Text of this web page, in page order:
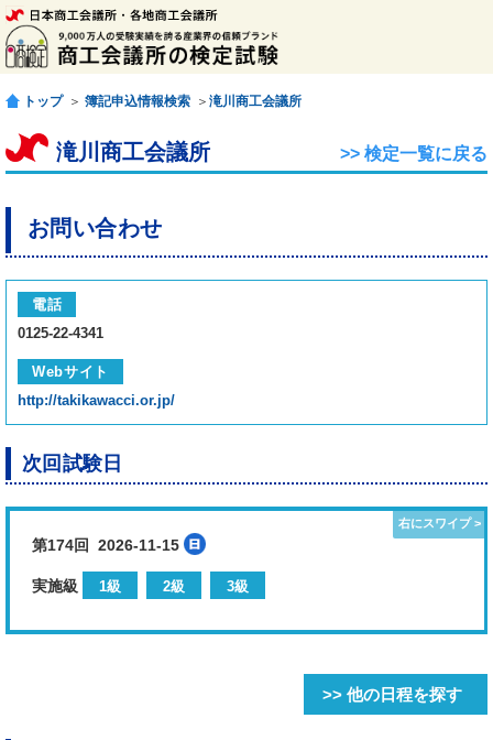
トップ ＞ 簿記申込情報検索 ＞ 滝川商工会議所
>> 検定一覧に戻る
滝川商工会議所
お問い合わせ
電話
0125-22-4341
Webサイト
http://takikawacci.or.jp/
次回試験日
第174回 2026-11-15
実施級 1級 2級 3級
>> 他の日程を探す